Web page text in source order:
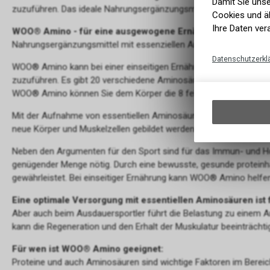
zuzuführen. Das ideale Nahrungsergänzungsmittel.
WOO® Amino - für eine ausgewogene Ernährung
Nahrungsergänzungsmittel mit essenziellen Aminosäuren und
WOO® Amino kann bei einer einseitigen Ernährung helfen,
zuzuführen. Es gibt 20 verschiedene Aminosäuren und 8 davon
WOO® Amino können Sie dem Körper die 8 fehlenden
Mit der Aufnahme von essentiellen Aminosäuren kann der
neue Körper und Muskelzellen gebildet werden.
Neben den Argumenten für den Sport sind für das Immun- und
genügender Menge nötig. Durch eine bewusste, gesunde
gewährleistet. Bei einseitiger Ernährung kann WOO® Amino
Eine optimale Versorgung mit essentiellen Aminosäuren
Aber auch beim Ausdauersportler führt die Belastung zu einem
kann die Regeneration und den Erhalt der Muskulatur
Für wen ist WOO® Amino geeignet:
Proteine und auch Aminosäuren sind wichtige Faktoren im
Cookies und
Ihre Daten